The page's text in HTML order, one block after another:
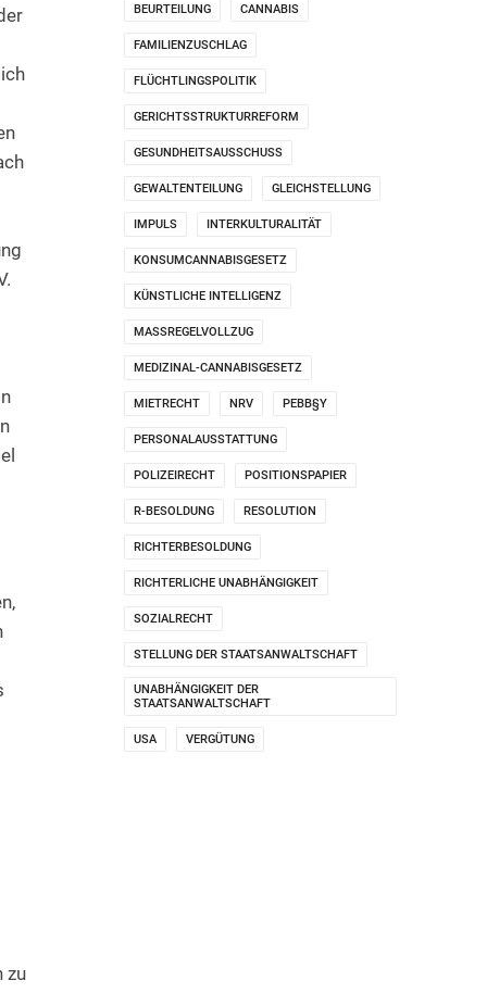
zu
BEURTEILUNG CANNABIS
FAMILIENZUSCHLAG
FLÜCHTLINGSPOLITIK
GERICHTSSTRUKTURREFORM
GESUNDHEITSAUSSCHUSS
GEWALTENTEILUNG GLEICHSTELLUNG
IMPULS INTERKULTURALITÄT
KONSUMCANNABISGESETZ
KÜNSTLICHE INTELLIGENZ
MASSREGELVOLLZUG
MEDIZINAL-CANNABISGESETZ
MIETRECHT NRV PEBB§Y
PERSONALAUSSTATTUNG
POLIZEIRECHT POSITIONSPAPIER
R-BESOLDUNG RESOLUTION
RICHTERBESOLDUNG
RICHTERLICHE UNABHÄNGIGKEIT
SOZIALRECHT
STELLUNG DER STAATSANWALTSCHAFT
UNABHÄNGIGKEIT DER
STAATSANWALTSCHAFT
USA VERGÜTUNG